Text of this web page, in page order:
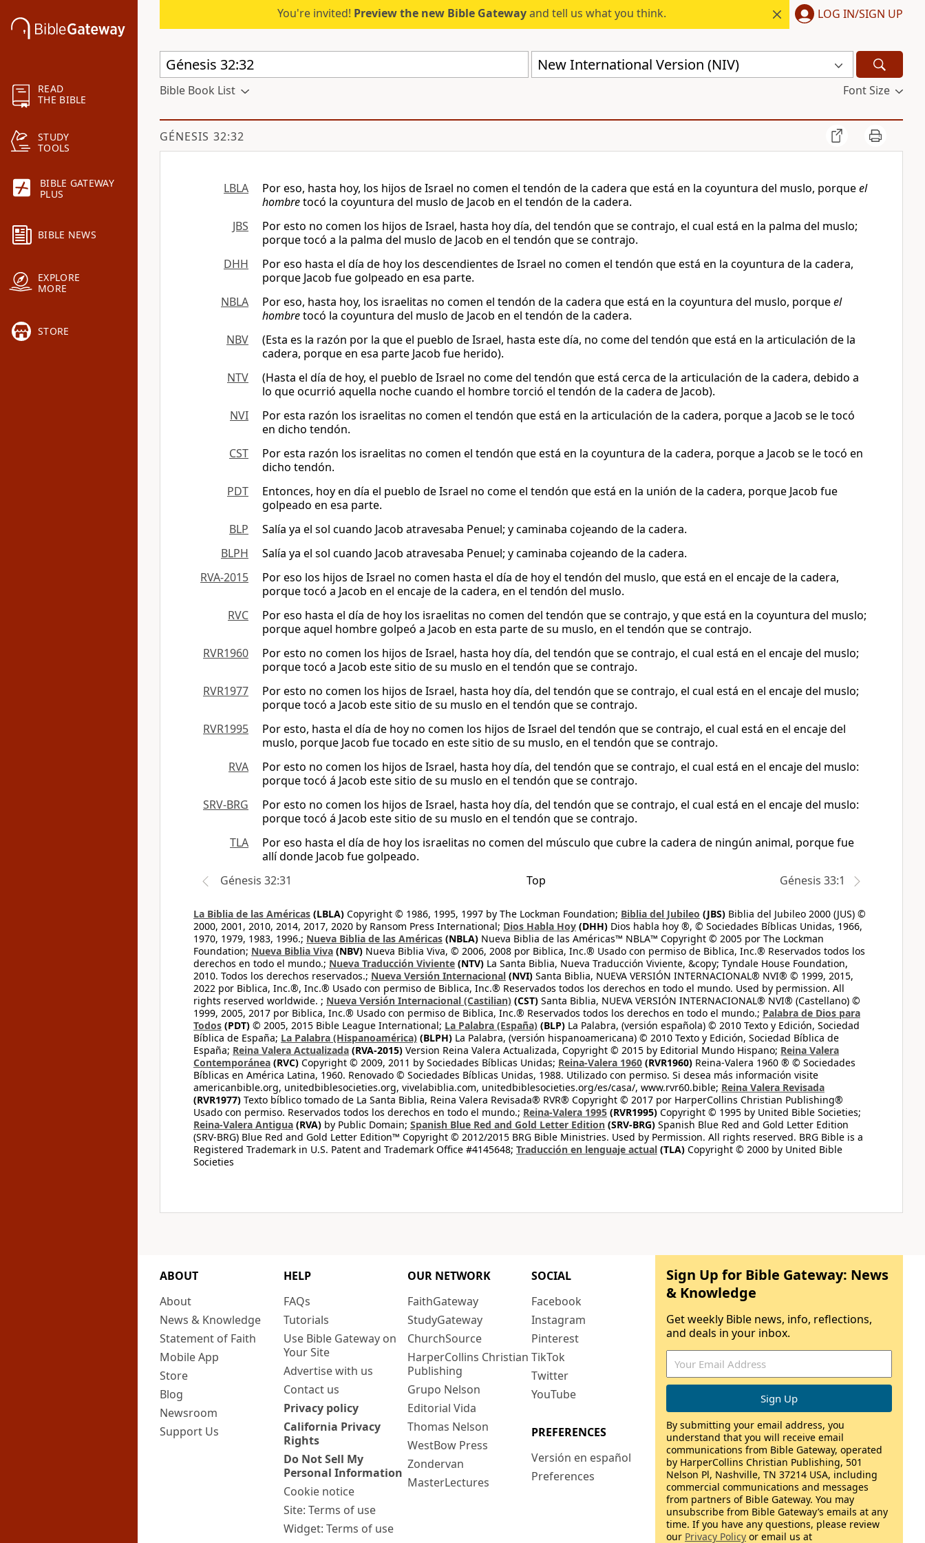
READ
THE BIBLE
STUDY
TOOLS
BIBLE GATEWAY
PLUS
BIBLE NEWS
EXPLORE
MORE
STORE
You're invited! Preview the new Bible Gatewayand tell us what you think. LOG IN/SIGN UP
New International Version (NIV)
Bible Book List Font Size
GÉNESIS 32:32
LBLA Por eso, hasta hoy, los hijos de Israel no comen el tendón de la cadera que está en la coyuntura del muslo, porqueel
hombretocó la coyuntura del muslo de Jacob en el tendón de la cadera.
JBS
Por esto no comen los hijos de Israel, hasta hoy día, del tendón que se contrajo, el cual está en la palma del muslo;
porque tocó a la palma del muslo de Jacob en el tendón que se contrajo.
DHH
Por eso hasta el día de hoy los descendientes de Israel no comen el tendón que está en la coyuntura de la cadera,
porque Jacob fue golpeado en esa parte.
NBLA
Por eso, hasta hoy, los israelitas no comen el tendón de la cadera que está en la coyuntura del muslo, porqueel
hombretocó la coyuntura del muslo de Jacob en el tendón de la cadera.
NBV
(Esta es la razón por la que el pueblo de Israel, hasta este día, no come del tendón que está en la articulación de la
cadera, porque en esa parte Jacob fue herido).
NTV
(Hasta el día de hoy, el pueblo de Israel no come del tendón que está cerca de la articulación de la cadera, debido a
lo que ocurrió aquella noche cuando el hombre torció el tendón de la cadera de Jacob).
NVI
Por esta razón los israelitas no comen el tendón que está en la articulación de la cadera, porque a Jacob se le tocó
en dicho tendón.
CST
Por esta razón los israelitas no comen el tendón que está en la coyuntura de la cadera, porque a Jacob se le tocó en
dicho tendón.
PDT
Entonces, hoy en día el pueblo de Israel no come el tendón que está en la unión de la cadera, porque Jacob fue
golpeado en esa parte.
BLP
Salía ya el sol cuando Jacob atravesaba Penuel; y caminaba cojeando de la cadera.
BLPH
Salía ya el sol cuando Jacob atravesaba Penuel; y caminaba cojeando de la cadera.
RVA-2015
Por eso los hijos de Israel no comen hasta el día de hoy el tendón del muslo, que está en el encaje de la cadera,
porque tocó a Jacob en el encaje de la cadera, en el tendón del muslo.
RVC
Por eso hasta el día de hoy los israelitas no comen del tendón que se contrajo, y que está en la coyuntura del muslo;
porque aquel hombre golpeó a Jacob en esta parte de su muslo, en el tendón que se contrajo.
RVR1960
Por esto no comen los hijos de Israel, hasta hoy día, del tendón que se contrajo, el cual está en el encaje del muslo;
porque tocó a Jacob este sitio de su muslo en el tendón que se contrajo.
RVR1977
Por esto no comen los hijos de Israel, hasta hoy día, del tendón que se contrajo, el cual está en el encaje del muslo;
porque tocó a Jacob este sitio de su muslo en el tendón que se contrajo.
RVR1995
Por esto, hasta el día de hoy no comen los hijos de Israel del tendón que se contrajo, el cual está en el encaje del
muslo, porque Jacob fue tocado en este sitio de su muslo, en el tendón que se contrajo.
RVA
Por esto no comen los hijos de Israel, hasta hoy día, del tendón que se contrajo, el cual está en el encaje del muslo:
porque tocó á Jacob este sitio de su muslo en el tendón que se contrajo.
SRV-BRG
Por esto no comen los hijos de Israel, hasta hoy día, del tendón que se contrajo, el cual está en el encaje del muslo:
porque tocó á Jacob este sitio de su muslo en el tendón que se contrajo.
TLA
Por eso hasta el día de hoy los israelitas no comen del músculo que cubre la cadera de ningún animal, porque fue
allí donde Jacob fue golpeado.
Génesis 32:31
Top Génesis 33:1
La Biblia de las Américas (LBLA) Copyright © 1986, 1995, 1997 by The Lockman Foundation; Biblia del Jubileo (JBS) Biblia del Jubileo 2000 (JUS) ©
2000, 2001, 2010, 2014, 2017, 2020 by Ransom Press International; Dios Habla Hoy (DHH) Dios habla hoy ®, © Sociedades Bíblicas Unidas, 1966,
1970, 1979, 1983, 1996.; Nueva Biblia de las Américas (NBLA) Nueva Biblia de las Américas™ NBLA™ Copyright © 2005 por The Lockman
Foundation; Nueva Biblia Viva (NBV) Nueva Biblia Viva, © 2006, 2008 por Biblica, Inc.® Usado con permiso de Biblica, Inc.® Reservados todos los
derechos en todo el mundo.; Nueva Traducción Viviente (NTV) La Santa Biblia, Nueva Traducción Viviente, &copy; Tyndale House Foundation,
2010. Todos los derechos reservados.; Nueva Versión Internacional (NVI) Santa Biblia, NUEVA VERSIÓN INTERNACIONAL® NVI® © 1999, 2015,
2022 por Biblica, Inc.®, Inc.® Usado con permiso de Biblica, Inc.® Reservados todos los derechos en todo el mundo. Used by permission. All
rights reserved worldwide. ; Nueva Versión Internacional (Castilian) (CST) Santa Biblia, NUEVA VERSIÓN INTERNACIONAL® NVI® (Castellano) ©
1999, 2005, 2017 por Biblica, Inc.® Usado con permiso de Biblica, Inc.® Reservados todos los derechos en todo el mundo.; Palabra de Dios para
Todos (PDT) © 2005, 2015 Bible League International; La Palabra (España) (BLP) La Palabra, (versión española) © 2010 Texto y Edición, Sociedad
Bíblica de España; La Palabra (Hispanoamérica) (BLPH) La Palabra, (versión hispanoamericana) © 2010 Texto y Edición, Sociedad Bíblica de
España; Reina Valera Actualizada (RVA-2015) Version Reina Valera Actualizada, Copyright © 2015 by Editorial Mundo Hispano; Reina Valera
Contemporánea (RVC) Copyright © 2009, 2011 by Sociedades Bíblicas Unidas; Reina-Valera 1960 (RVR1960) Reina-Valera 1960 ® © Sociedades
Bíblicas en América Latina, 1960. Renovado © Sociedades Bíblicas Unidas, 1988. Utilizado con permiso. Si desea más información visite
americanbible.org, unitedbiblesocieties.org, vivelabiblia.com, unitedbiblesocieties.org/es/casa/, www.rvr60.bible; Reina Valera Revisada
(RVR1977) Texto bíblico tomado de La Santa Biblia, Reina Valera Revisada® RVR® Copyright © 2017 por HarperCollins Christian Publishing®
Usado con permiso. Reservados todos los derechos en todo el mundo.; Reina-Valera 1995 (RVR1995) Copyright © 1995 by United Bible Societies;
Reina-Valera Antigua (RVA) by Public Domain; Spanish Blue Red and Gold Letter Edition (SRV-BRG) Spanish Blue Red and Gold Letter Edition
(SRV-BRG) Blue Red and Gold Letter Edition™ Copyright © 2012/2015 BRG Bible Ministries. Used by Permission. All rights reserved. BRG Bible is a
Registered Trademark in U.S. Patent and Trademark Office #4145648; Traducción en lenguaje actual (TLA) Copyright © 2000 by United Bible
Societies
ABOUT
About
News & Knowledge
Statement of Faith
Mobile App
Store
Blog
Newsroom
Support Us
HELP
FAQs
Tutorials
Use Bible Gateway on
Your Site
Advertise with us
Contact us
Privacy policy
California Privacy
Rights
Do Not Sell My
Personal Information
Cookie notice
Site: Terms of use
Widget: Terms of use
OUR NETWORK
FaithGateway
StudyGateway
ChurchSource
HarperCollins Christian
Publishing
Grupo Nelson
Editorial Vida
Thomas Nelson
WestBow Press
Zondervan
MasterLectures
SOCIAL
Facebook
Instagram
Pinterest
TikTok
Twitter
YouTube
PREFERENCES
Versión en español
Preferences
Sign Up for Bible Gateway: News
& Knowledge
Get weekly Bible news, info, reflections,
and deals in your inbox.
By submitting your email address, you
understand that you will receive email
communications from Bible Gateway, operated
by HarperCollins Christian Publishing, 501
Nelson Pl, Nashville, TN 37214 USA, including
commercial communications and messages
from partners of Bible Gateway. You may
unsubscribe from Bible Gateway’s emails at any
time. If you have any questions, please review
our Privacy Policy or email us at